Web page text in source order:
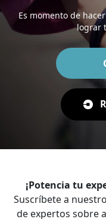
Es momento de
lograr
¡Potencia tu
Suscríbete a
de expertos sobre